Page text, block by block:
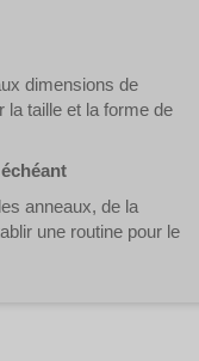
dimensions de
la taille et la forme de
anneaux, de la
une routine pour le